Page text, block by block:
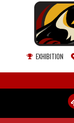
EXHIBITION